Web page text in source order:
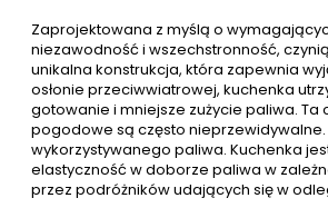
Zaprojektowana z myślą o
niezawodność i wszechstronność,
unikalna konstrukcja, która zapewnia
osłonie przeciwwiatrowej, kuchenka
gotowanie i mniejsze zużycie paliwa.
pogodowe są często nieprzewidywalne.
wykorzystywanego paliwa. Kuchenka
elastyczność w doborze paliwa w
przez podróżników udających się w